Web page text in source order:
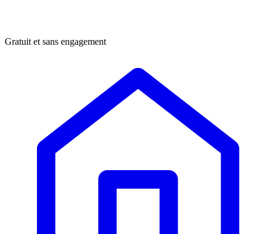
Gratuit et sans engagement